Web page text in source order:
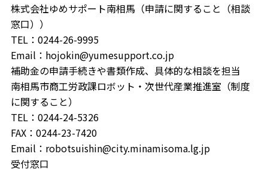
株式会社ゆめサポート南相馬（申請に関すること（相談
窓口））
TEL：0244-26-9995
Email：hojokin@yumesupport.co.jp
補助金の申請手続きや書類作成、具体的な相談を担当
南相馬市商工労政課ロボット・次世代産業推進室（制度
に関すること）
TEL：0244-24-5326
FAX：0244-23-7420
Email：robotsuishin@city.minamisoma.lg.jp
受付窓口